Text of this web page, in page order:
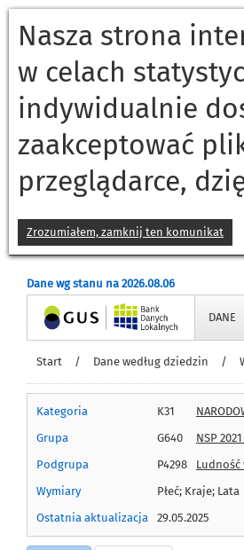
Nasza strona
w celach
indywidualnie
zaakceptować
przeglądarce,
Zrozumiałem, zamknij ten komunikat
Dane wg stanu na 2026.08.06
Strona główna DANE
Start / Dane według dziedzin /
Kategoria K31
Grupa
G640
NSP
Podgrupa
P4298
Ludność
Wymiary
Płeć; Kraje; Lata
Ostatnia aktualizacja
29.05.2025